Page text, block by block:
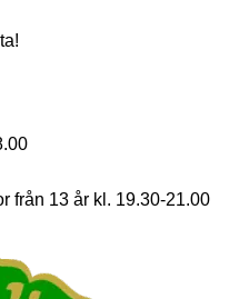
från 13 år kl. 19.30-21.00